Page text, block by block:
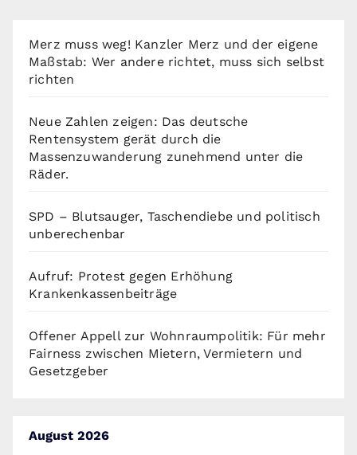
Merz muss weg! Kanzler Merz und der eigene
Maßstab: Wer andere richtet, muss sich selbst
richten
Neue Zahlen zeigen: Das deutsche
Rentensystem gerät durch die
Massenzuwanderung zunehmend unter die
Räder.
SPD – Blutsauger, Taschendiebe und politisch
unberechenbar
Aufruf: Protest gegen Erhöhung
Krankenkassenbeiträge
Offener Appell zur Wohnraumpolitik: Für mehr
Fairness zwischen Mietern, Vermietern und
Gesetzgeber
August 2026